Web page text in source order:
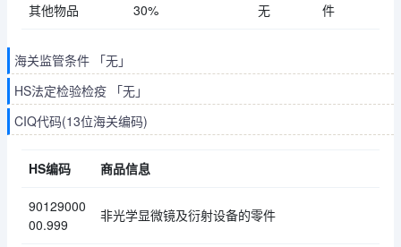
其他物品 30% 无 件
海关监管条件 「无」
HS法定检验检疫 「无」
CIQ代码(13位海关编码)
HS编码 商品信息
90129000
00.999
非光学显微镜及衍射设备的零件